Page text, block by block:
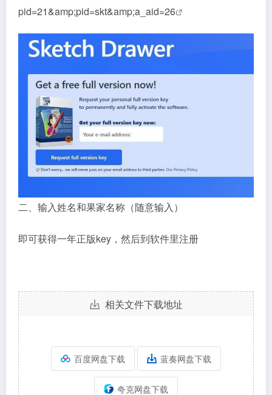
pid=21&amp;pid=skt&amp;a_aid=26
二、输入姓名和果家名称（随意输入）
即可获得一年正版key，然后到软件里注册
相关文件下载地址
百度网盘下载 蓝奏网盘下载
夸克网盘下载